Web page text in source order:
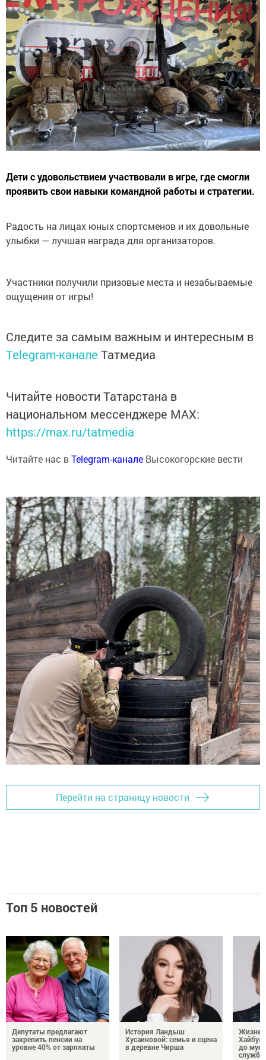
Дети с удовольствием участвовали в игре, где смогли
проявить свои навыки командной работы и стратегии.
Радость на лицах юных спортсменов и их довольные
улыбки — лучшая награда для организаторов.
Участники получили призовые места и незабываемые
ощущения от игры!
Следите за самым важным и интересным в
Telegram-канале Татмедиа
Читайте новости Татарстана в
национальном мессенджере MАХ:
https://max.ru/tatmedia
Читайте нас вTelegram-канале Высокогорские вести
Перейти на страницу новости
Топ 5 новостей
Депутаты предлагают
закрепить пенсии на
уровне 40% от зарплаты
История Ландыш
Хусаиновой: семья и сцена
в деревне Чирша
до
службы